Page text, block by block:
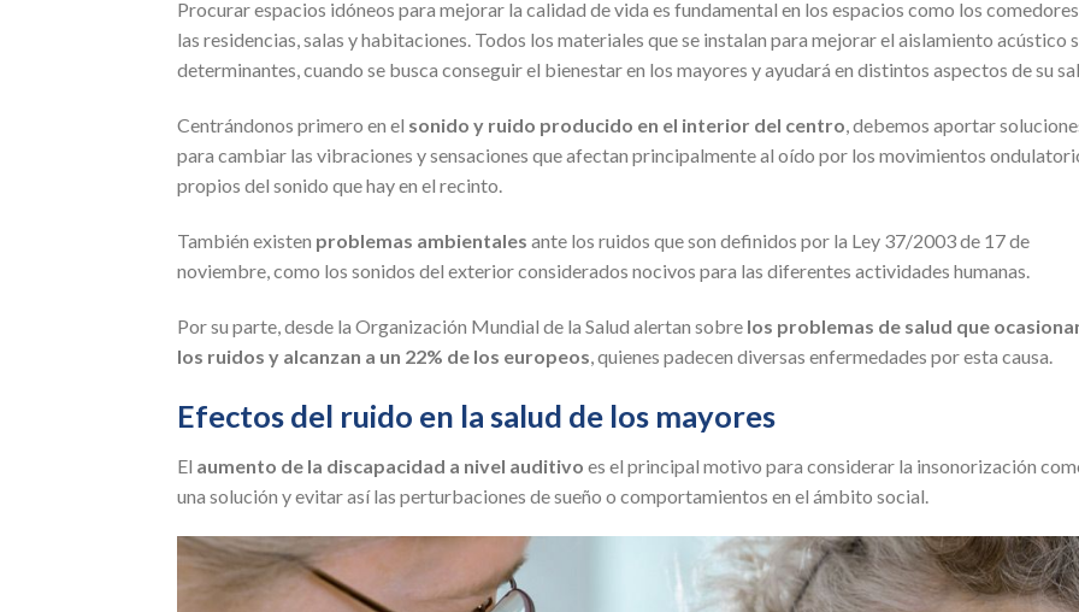
Procurar espacios idóneos para mejorar la calidad de vida es fundamental en los espacios como los
las residencias, salas y habitaciones. Todos los materiales que se instalan para mejorar el aislamiento acústico
determinantes, cuando se busca conseguir el bienestar en los mayores y ayudará en distintos aspectos de su
Centrándonos primero en el sonido y ruido producido en el interior del centro, debemos aportar
para cambiar las vibraciones y sensaciones que afectan principalmente al oído por los movimientos
propios del sonido que hay en el recinto.
También existen problemas ambientales ante los ruidos que son definidos por la Ley 37/2003 de 17 de
noviembre, como los sonidos del exterior considerados nocivos para las diferentes actividades humanas.
Por su parte, desde la Organización Mundial de la Salud alertan sobre los problemas de salud que
los ruidos y alcanzan a un 22% de los europeos, quienes padecen diversas enfermedades por esta causa.
Efectos del ruido en la salud de los mayores
El aumento de la discapacidad a nivel auditivo es el principal motivo para considerar la insonorización
una solución y evitar así las perturbaciones de sueño o comportamientos en el ámbito social.